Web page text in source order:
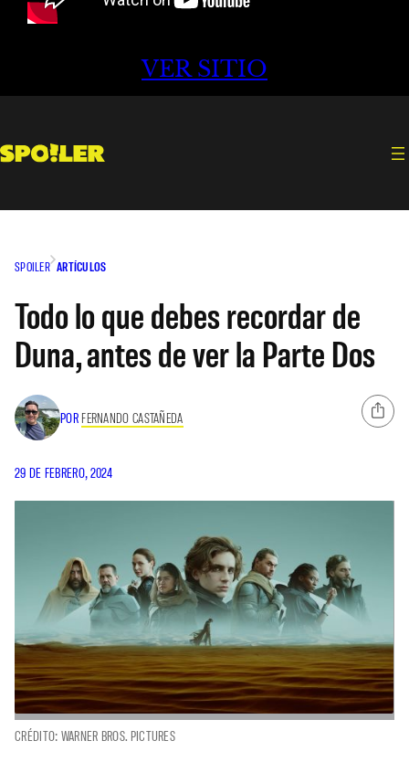
VER SITIO
SPOILER ARTÍCULOS
Todo lo que debes recordar de
Duna, antes de ver la Parte Dos
POR FERNANDO CASTAÑEDA
29 DE FEBRERO, 2024
CRÉDITO: WARNER BROS. PICTURES